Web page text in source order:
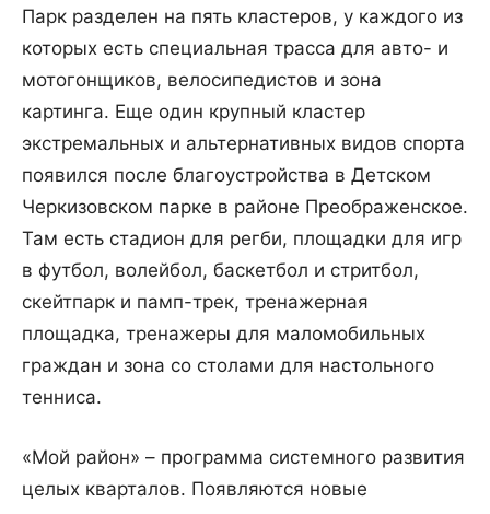
Парк разделен на пять кластеров, у каждого из
которых есть специальная трасса для авто- и
мотогонщиков, велосипедистов и зона
картинга. Еще один крупный кластер
экстремальных и альтернативных видов спорта
появился после благоустройства в Детском
Черкизовском парке в районе Преображенское.
Там есть стадион для регби, площадки для игр
в футбол, волейбол, баскетбол и стритбол,
скейтпарк и памп-трек, тренажерная
площадка, тренажеры для маломобильных
граждан и зона со столами для настольного
тенниса.
«Мой район» – программа системного развития
целых кварталов. Появляются новые